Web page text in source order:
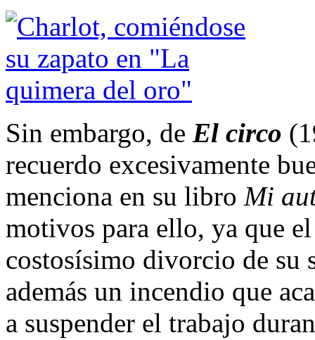
Sin embargo, de El circo
recuerdo excesivamente
menciona en su libro Mi
motivos para ello, ya que
costosísimo divorcio de su
además un incendio que
a suspender el trabajo